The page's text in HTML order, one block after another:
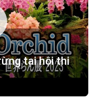
tại hội thi